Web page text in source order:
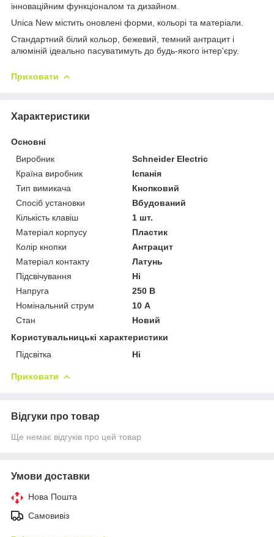
інноваційним функціоналом та дизайном.
Unica New містить оновлені форми, кольорі та матеріали.
Стандартний білий кольор, бежевий, темний антрацит і
алюміній ідеально пасуватимуть до будь-якого інтер'єру.
Приховати
Характеристики
Основні
Виробник
Schneider Electric
Країна виробник
Іспанія
Тип вимикача
Кнопковий
Спосіб установки
Вбудований
Кількість клавіш
1 шт.
Матеріал корпусу
Пластик
Колір кнопки
Антрацит
Матеріал контакту
Латунь
Підсвічування
Ні
Напруга
250 В
Номінальний струм
10 А
Стан
Новий
Користувальницькі характеристики
Підсвітка
Ні
Приховати
Відгуки про товар
Ще немає відгуків про цей товар
Умови доставки
Нова Пошта
Самовивіз